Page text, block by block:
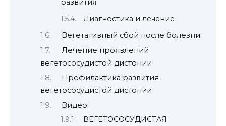
развития
Диагностика и лечение
Вегетативный сбой после болезни
Лечение проявлений
вегетососудистой дистонии
Профилактика развития
вегетососудистой дистонии
Видео:
ВЕГЕТОСОСУДИСТАЯ